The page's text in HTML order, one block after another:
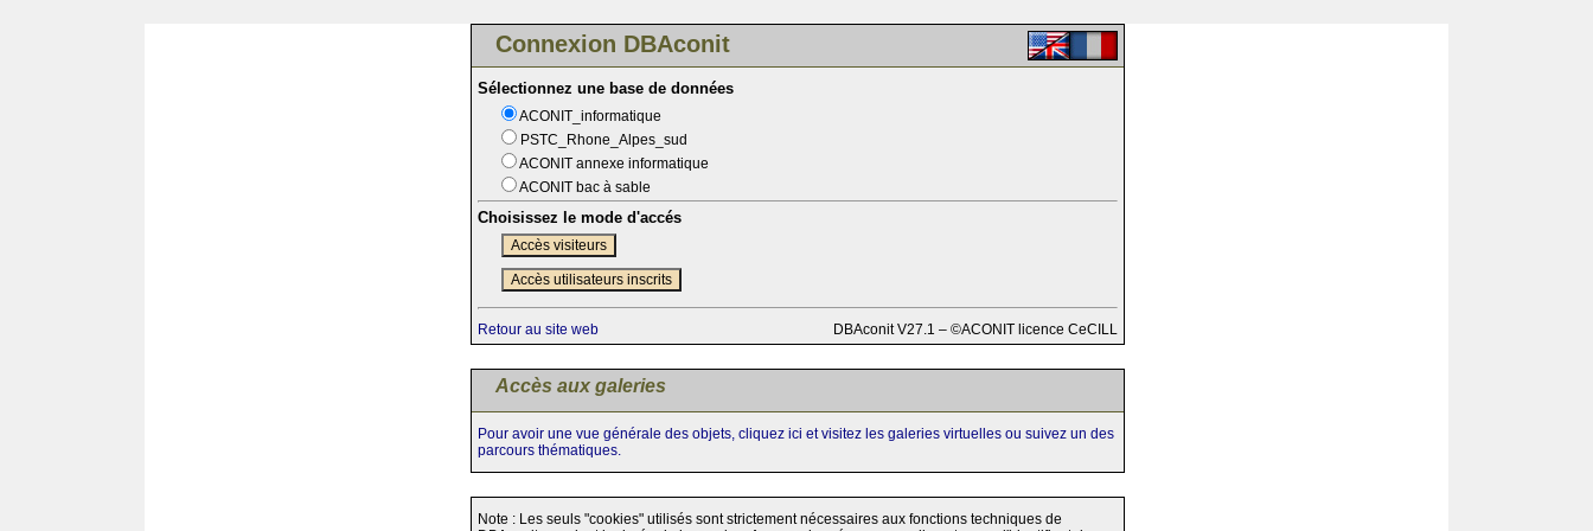
Connexion DBAconit
Sélectionnez une base de données
ACONIT_informatique
PSTC_Rhone_Alpes_sud
ACONIT annexe informatique
ACONIT bac à sable
Choisissez le mode d'accés
Accès visiteurs
Accès utilisateurs inscrits
Retour au site web DBAconit V27.1 – ©ACONIT licence CeCILL
Accès aux galeries
Pour avoir une vue générale des objets, cliquez ici et visitez les galeries virtuelles ou suivez un des
parcours thématiques.
Note : Les seuls "cookies" utilisés sont strictement nécessaires aux fonctions techniques de